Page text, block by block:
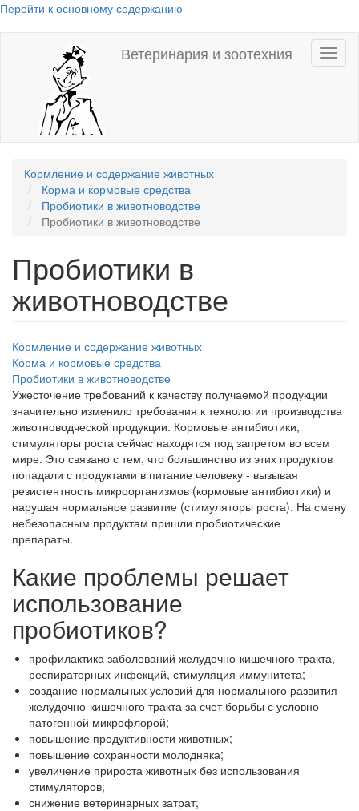
Перейти к основному содержанию
Ветеринария и зоотехния
Кормление и содержание животных
Корма и кормовые средства
Пробиотики в животноводстве
Пробиотики в животноводстве
Пробиотики в
животноводстве
Кормление и содержание животных
Корма и кормовые средства
Пробиотики в животноводстве
Ужесточение требований к качеству получаемой продукции
значительно изменило требования к технологии производства
животноводческой продукции. Кормовые антибиотики,
стимуляторы роста сейчас находятся под запретом во всем
мире. Это связано с тем, что большинство из этих продуктов
попадали с продуктами в питание человеку - вызывая
резистентность микроорганизмов (кормовые антибиотики) и
нарушая нормальное развитие (стимуляторы роста). На смену
небезопасным продуктам пришли пробиотические
препараты.
Какие проблемы решает
использование
пробиотиков?
профилактика заболеваний желудочно-кишечного тракта,
респираторных инфекций, стимуляция иммунитета;
создание нормальных условий для нормального развития
желудочно-кишечного тракта за счет борьбы с условно-
патогенной микрофлорой;
повышение продуктивности животных;
повышение сохранности молодняка;
увеличение прироста животных без использования
стимуляторов;
снижение ветеринарных затрат;